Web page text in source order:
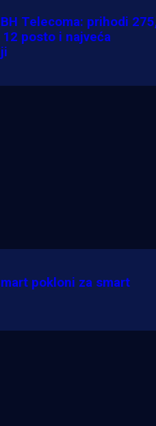
Telecoma: prihodi
posto i najveća
pokloni za smart